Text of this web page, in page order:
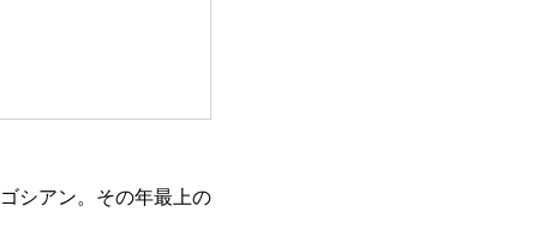
シアン。その年最上の